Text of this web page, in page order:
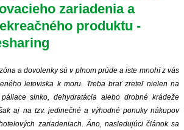
zariadenia a
produktu -
a dovolenky sú v plnom prúde a iste mnohí z vás
letoviska k moru. Treba brať zreteľ nielen na
slnko, dehydratácia alebo drobné krádeže
aj na tzv. jedinečné a výhodné ponuky nákupov
zariadeniach. Áno, nasledujúci článok sa